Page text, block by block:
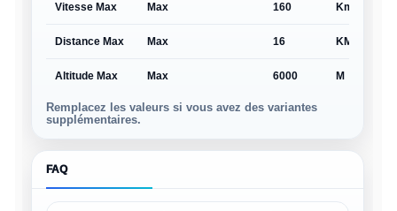
Vitesse Max Max 160 Km/h
Distance Max Max 16 KM
Altitude Max Max 6000 M
Remplacez les valeurs si vous avez des variantes
supplémentaires.
FAQ